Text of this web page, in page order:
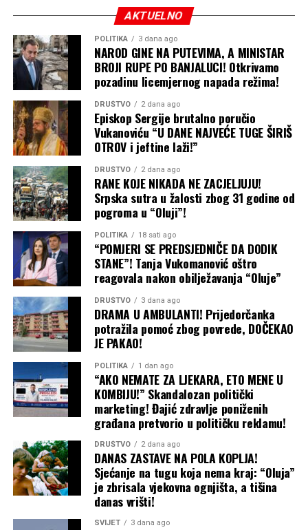
Kako navode iz organizacije OCEARCH, velike bijele
ajkule u zapadnom dijelu Sjevernog Atlantika tokom leta
i početkom jeseni redovno migriraju ka severu u potrazi
za hranom.
“Kejp Kod i Atlantska Kanada nude odgovarajuću
temperaturu mora i obilje plijena, prije svega foka i
velikih vrsta riba”, saopštili su iz OCEARCH-a.
Prešao više od 11.000 kilometara
Ajkula “Contender” obeležena je satelitskim uređajem u
januaru 2025. godine u severnom Atlantiku, nedaleko od
obala američkih saveznih država Džordžija i Florida.
Od tada je, prema podacima istraživača, prešla više od
7.000 milja (oko 11.300 kilometara) duž istočne obale
Sjeverne Amerike, što je čini jednom od najpraćenijih
velikih bijelih ajkula na svijetu.
AKTUELNO
POLITIKA 3 dana ago
NAROD GINE NA PUTEVIMA, A MINISTAR
BROJI RUPE PO BANJALUCI! Otkrivamo
pozadinu licemjernog napada režima!
DRUŠTVO 2 dana ago
Episkop Sergije brutalno poručio
Vukanoviću “U DANE NAJVEĆE TUGE ŠIRIŠ
OTROV i jeftine laži!”
DRUŠTVO 2 dana ago
RANE KOJE NIKADA NE ZACJELJUJU!
Srpska sutra u žalosti zbog 31 godine od
pogroma u “Oluji”!
POLITIKA 18 sati ago
“POMJERI SE PREDSJEDNIČE DA DODIK
STANE”! Tanja Vukomanović oštro
reagovala nakon obilježavanja “Oluje”
DRUŠTVO 3 dana ago
DRAMA U AMBULANTI! Prijedorčanka
potražila pomoć zbog povrede, DOČEKAO
JE PAKAO!
POLITIKA 1 dan ago
“AKO NEMATE ZA LJEKARA, ETO MENE U
KOMBIJU!” Skandalozan politički
marketing! Đajić zdravlje poniženih
građana pretvorio u političku reklamu!
DRUŠTVO 2 dana ago
DANAS ZASTAVE NA POLA KOPLJA!
Sjećanje na tugu koja nema kraj: “Oluja”
je zbrisala vjekovna ognjišta, a tišina
danas vrišti!
SVIJET 3 dana ago